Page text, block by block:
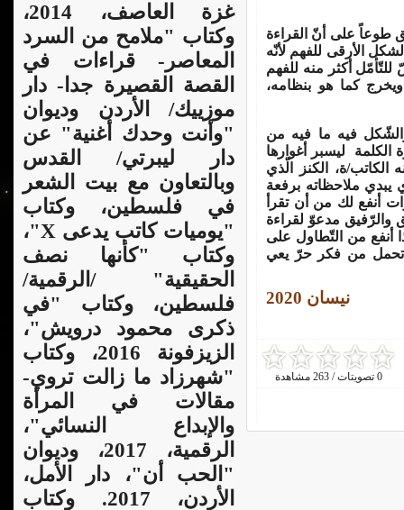
طوعاً على أنّ القراءة
الأرقى للفهم لأنّه
أكثر منه للفهم
كما هو بنظامه،
فيه ما فيه من
الكلمة ليسبر أغوارها
ة، الكنز الّذي
يبدي ملاحظاته برفعة
أنفع لك من أن تقرأ
والرّفيق مدعوّ لقراءة
أنفع من التّطاول على
تحمل من فكر حرّ يعي
نيسان 2020
0 تصويتات / 263 مشاهدة
غزة العاصف، 2014،
وكتاب "ملامح من السرد
المعاصر- قراءات في
القصة القصيرة جدا- دار
موزييك/ الأردن وديوان
"وأنت وحدك أغنية" عن
دار ليبرتي/ القدس
وبالتعاون مع بيت الشعر
في فلسطين، وكتاب
"يوميات كاتب يدعى X"،
وكتاب "كأنها نصف
الحقيقية" /الرقمية/
فلسطين، وكتاب "في
ذكرى محمود درويش"،
الزيزفونة 2016، وكتاب
"شهرزاد ما زالت تروي-
مقالات في المرأة
والإبداع النسائي"،
الرقمية، 2017، وديوان
"الحب أن"، دار الأمل،
الأردن، 2017. وكتاب